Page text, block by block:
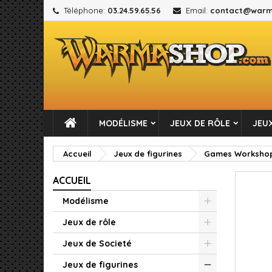
Téléphone: 03.24.59.65.56 Email:
MODÉLISME JEUX DE RÔLE
Accueil Jeux de figurines Games
ACCUEIL
Modélisme
Jeux de rôle
Jeux de Societé
Jeux de figurines
add_circle_outline